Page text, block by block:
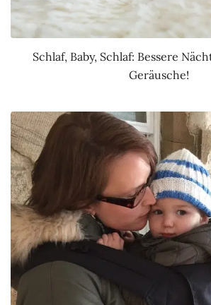
Schlaf, Baby, Schlaf: Bessere
Geräusche!